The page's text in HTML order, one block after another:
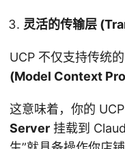
灵活的传输层
UCP 不仅支持传统
(Model Context
这意味着，你的
Server 挂载到